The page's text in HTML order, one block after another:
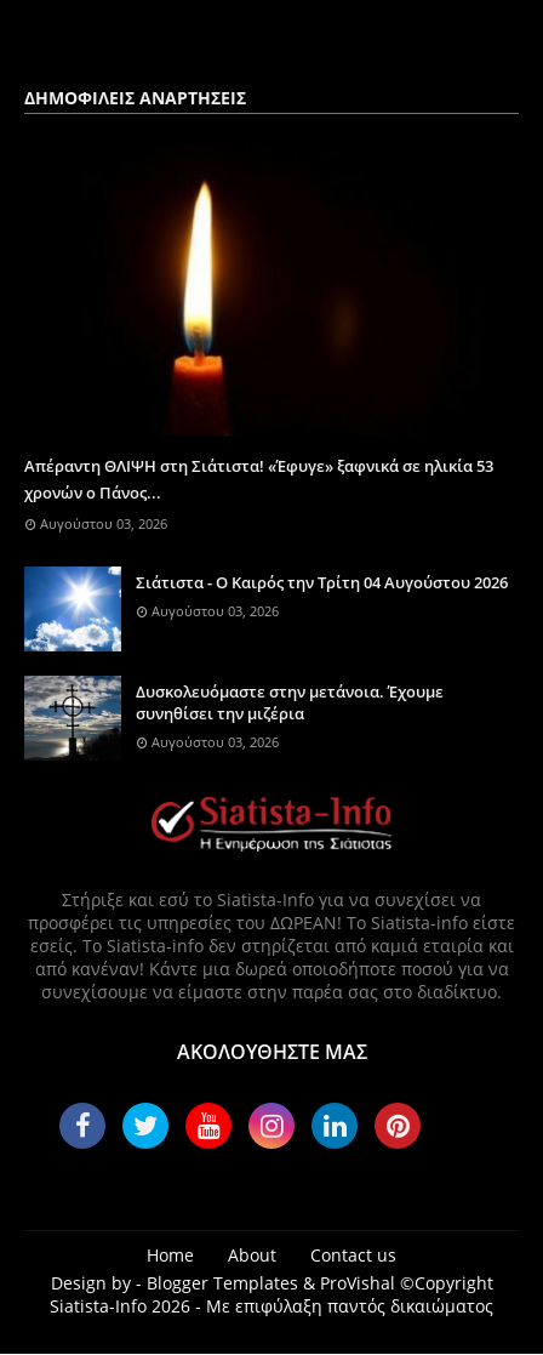
ΔΗΜΟΦΙΛΕΙΣ ΑΝΑΡΤΗΣΕΙΣ
Απέραντη ΘΛΙΨΗ στη Σιάτιστα! «Έφυγε» ξαφνικά σε ηλικία 53
χρονών ο Πάνος...
Αυγούστου 03, 2026
Σιάτιστα - Ο Καιρός την Τρίτη 04 Αυγούστου 2026
Αυγούστου 03, 2026
Δυσκολευόμαστε στην μετάνοια. Έχουμε
συνηθίσει την μιζέρια
Αυγούστου 03, 2026
Στήριξε και εσύ το Siatista-Info για να συνεχίσει να
προσφέρει τις υπηρεσίες του ΔΩΡΕΑΝ! Το Siatista-info είστε
εσείς. Το Siatista-info δεν στηρίζεται από καμιά εταιρία και
από κανέναν! Κάντε μια δωρεά οποιοδήποτε ποσού για να
συνεχίσουμε να είμαστε στην παρέα σας στο διαδίκτυο.
ΑΚΟΛΟΥΘΗΣΤΕ ΜΑΣ
Home About
Contact us
Design by - Blogger Templates & ProVishal ©Copyright
Siatista-Info 2026 - Με επιφύλαξη παντός δικαιώματος